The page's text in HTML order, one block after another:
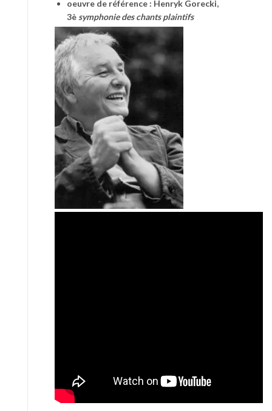
oeuvre de référence : Henryk Gorecki,
3è symphonie des chants plaintifs